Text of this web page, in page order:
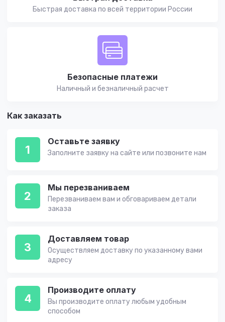
Быстрая доставка по всей территории России
Безопасные платежи
Наличный и безналичный расчет
Как заказать
1
Оставьте заявку
Заполните заявку на сайте или позвоните нам
2
Мы перезваниваем
Перезваниваем вам и обговариваем детали
заказа
3
Доставляем товар
Осуществляем доставку по указанному вами
адресу
4
Производите оплату
Вы производите оплату любым удобным
способом